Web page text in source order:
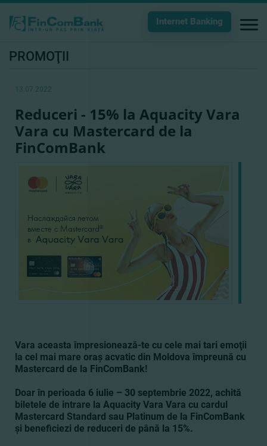
Internet Banking
PROMOŢII
13.07.2022
Reduceri - 15% la Aquacity Vara
Vara cu Mastercard de la
FinComBank
Vara aceasta împresionează-te cu cele mai tari emoţii
la cel mai mare oraş acvatic din Moldova împreună cu
Mastercard de la FinComBank!
Doar în perioada 6 iulie – 30 septembrie 2022, achită
biletele de intrare la Aquacity Vara Vara cu cardul
Mastercard Standard sau Platinum de la FinComBank
şi beneficiezi de reduceri de până la 15%.